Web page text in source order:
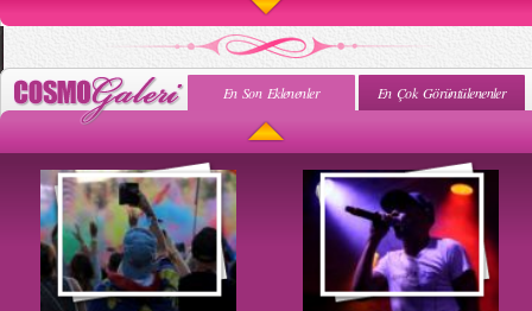
Uyuyan Bebeğe Gangnam Dinletilirse Ne Olur
En Son Eklenenler En Çok Görüntülenenler